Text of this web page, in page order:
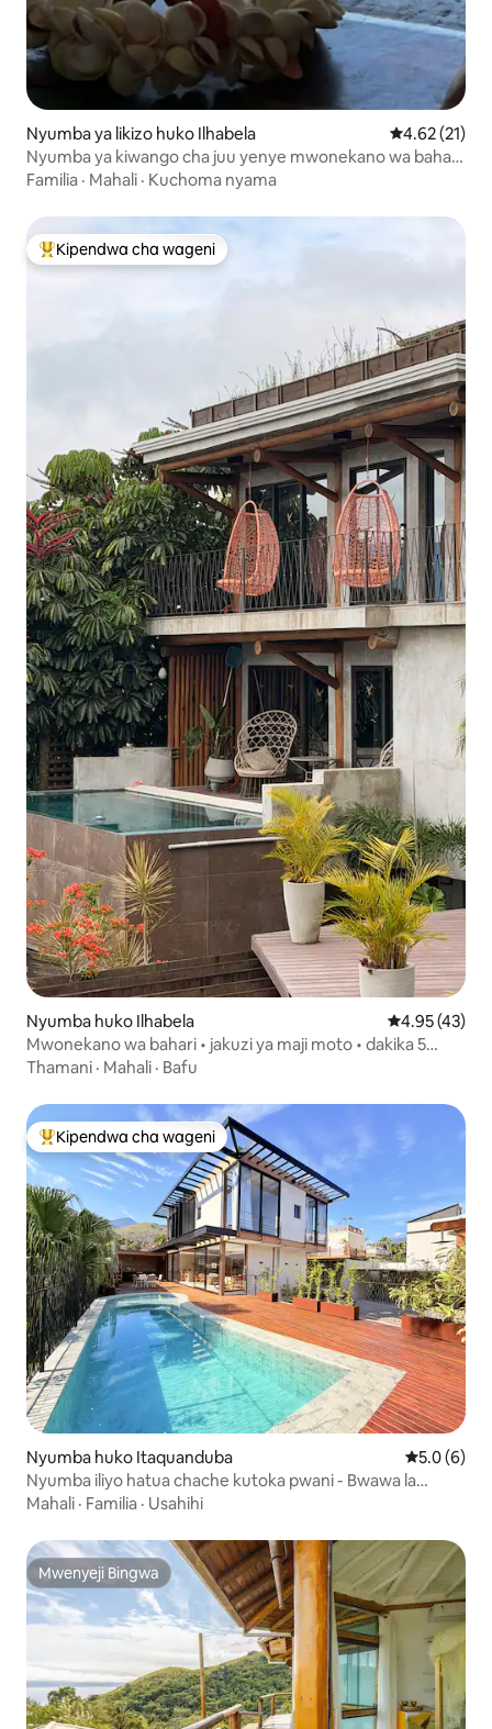
Nyumba ya likizo huko Ilhabela Ukadiriaji wa
4.62 (21)
Nyumba ya kiwango cha juu yenye mwonekano wa bahari
kando ya msitu
Familia · Mahali · Kuchoma nyama
Kipendwa maarufu cha wageni
Kipendwa cha wageni
Nyumba huko Ilhabela Ukadiriaji wa
4.95 (43)
Mwonekano wa bahari • jakuzi ya maji moto • dakika 5
kutoka pwani
Thamani · Mahali · Bafu
Kipendwa maarufu cha wageni
Kipendwa cha wageni
Nyumba huko Itaquanduba Ukadiriaji
5.0 (6)
Nyumba iliyo hatua chache kutoka pwani - Bwawa la
kuogelea la kibinafsi
Mahali · Familia · Usahihi
Mwenyeji Bingwa
Mwenyeji Bingwa